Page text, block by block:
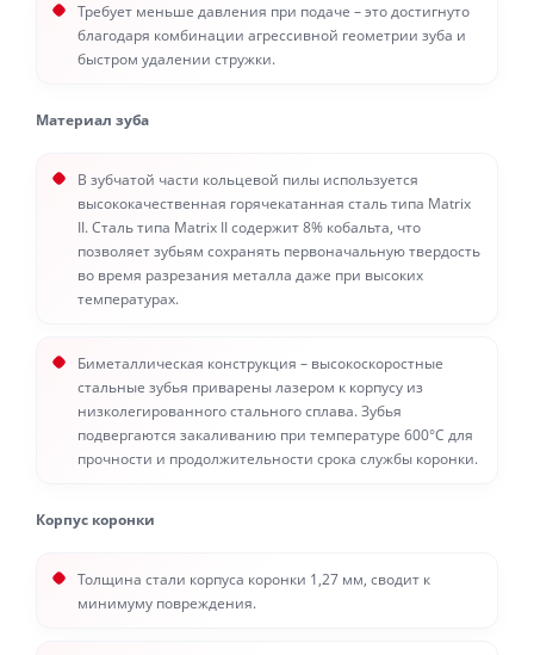
Требует меньше давления при подаче – это достигнуто
благодаря комбинации агрессивной геометрии зуба и
быстром удалении стружки.
Материал зуба
В зубчатой части кольцевой пилы используется
высококачественная горячекатанная сталь типа Matrix
II. Сталь типа Matrix II содержит 8% кобальта, что
позволяет зубьям сохранять первоначальную твердость
во время разрезания металла даже при высоких
температурах.
Биметаллическая конструкция – высокоскоростные
стальные зубья приварены лазером к корпусу из
низколегированного стального сплава. Зубья
подвергаются закаливанию при температуре 600°С для
прочности и продолжительности срока службы коронки.
Корпус коронки
Толщина стали корпуса коронки 1,27 мм, сводит к
минимуму повреждения.